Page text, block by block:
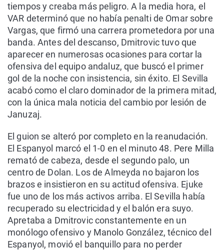
tiempos y creaba más peligro. A la media hora, el
VAR determinó que no había penalti de Omar sobre
Vargas, que firmó una carrera prometedora por una
banda. Antes del descanso, Dmitrovic tuvo que
aparecer en numerosas ocasiones para cortar la
ofensiva del equipo andaluz, que buscó el primer
gol de la noche con insistencia, sin éxito. El Sevilla
acabó como el claro dominador de la primera mitad,
con la única mala noticia del cambio por lesión de
Januzaj.
El guion se alteró por completo en la reanudación.
El Espanyol marcó el 1-0 en el minuto 48. Pere Milla
remató de cabeza, desde el segundo palo, un
centro de Dolan. Los de Almeyda no bajaron los
brazos e insistieron en su actitud ofensiva. Ejuke
fue uno de los más activos arriba. El Sevilla había
recuperado su electricidad y el balón era suyo.
Apretaba a Dmitrovic constantemente en un
monólogo ofensivo y Manolo González, técnico del
Espanyol, movió el banquillo para no perder